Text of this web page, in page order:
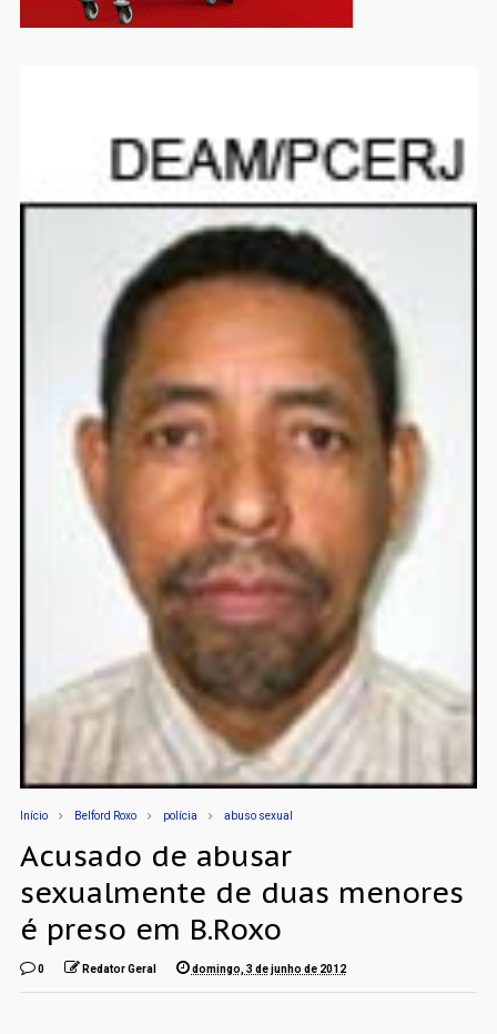
Início Belford Roxo polícia abuso sexual
Acusado de abusar
sexualmente de duas menores
é preso em B.Roxo
0 Redator Geral domingo, 3 de junho de 2012